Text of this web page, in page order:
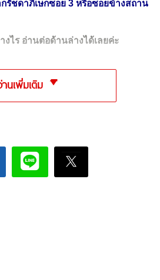
รัชดาภิเษกซอย 3 หรือซอยข้างสถาน
งไร อ่านต่อด้านล่างได้เลยค่ะ
นเพิ่มเติม